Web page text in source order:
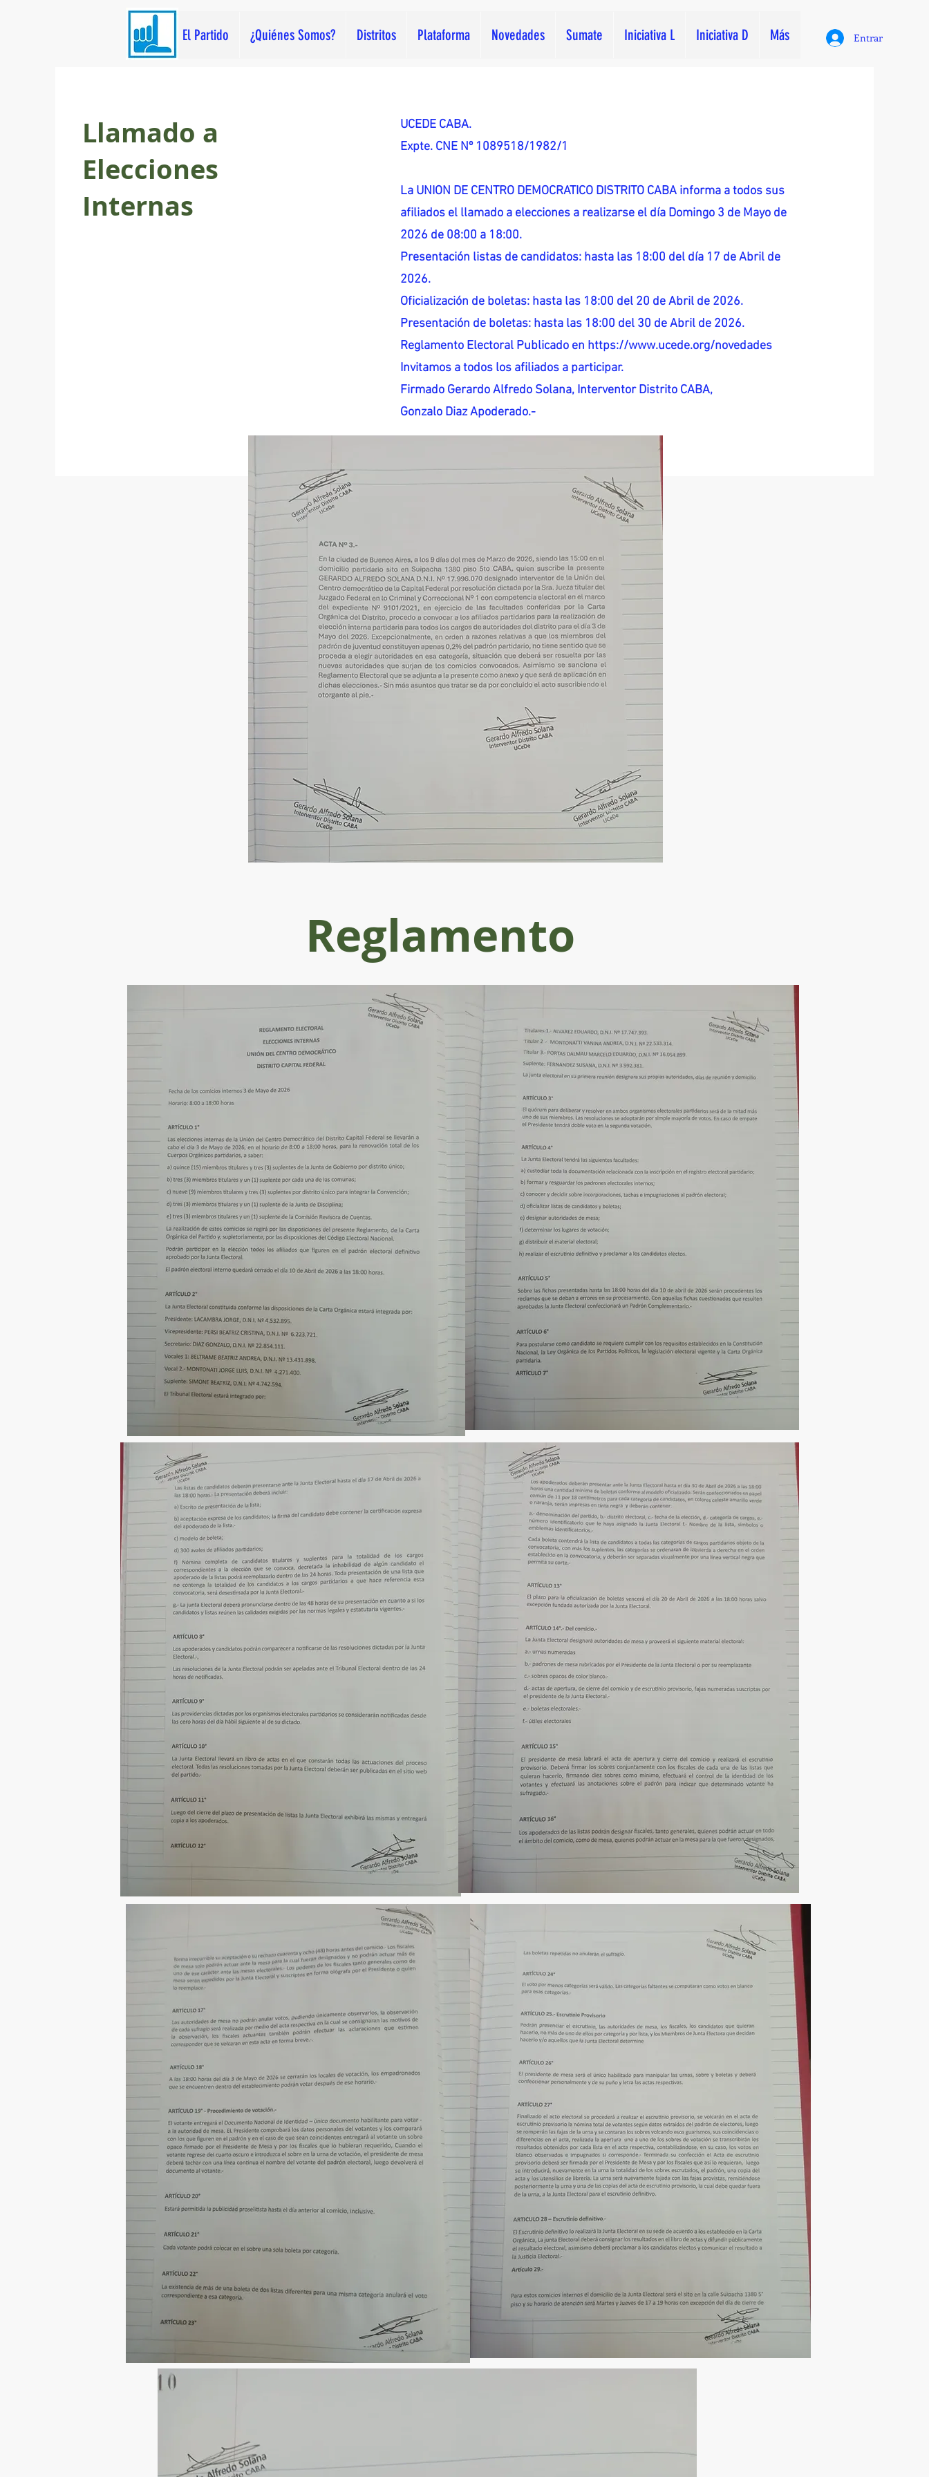
El Partido ¿Quiénes Somos? Distritos Plataforma Novedades Sumate Iniciativa L Iniciativa D Más Entrar
Llamado a
Elecciones
Internas
UCEDE CABA.
Expte. CNE Nº 1089518/1982/1
La UNION DE CENTRO DEMOCRATICO DISTRITO CABA informa a todos sus
afiliados el llamado a elecciones a realizarse el día Domingo 3 de Mayo de
2026 de 08:00 a 18:00.
Presentación listas de candidatos: hasta las 18:00 del día 17 de Abril de
2026.
Oficialización de boletas: hasta las 18:00 del 20 de Abril de 2026.
Presentación de boletas: hasta las 18:00 del 30 de Abril de 2026.
Reglamento Electoral Publicado en https://www.ucede.org/novedades
Invitamos a todos los afiliados a participar.
Firmado Gerardo Alfredo Solana, Interventor Distrito CABA,
Gonzalo Diaz Apoderado.-
Reglamento